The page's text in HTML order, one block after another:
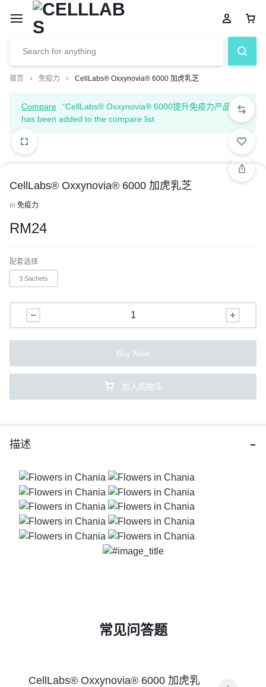
首页 免疫力 CellLabs® Oxxynovia® 6000 加虎乳芝
Compare
“CellLabs® Oxxynovia® 6000提升免疫力产品”
has been added to the compare list
CellLabs® Oxxynovia® 6000 加虎乳芝
in 免疫力
RM24
配套选择
3 Sachets
加入购物车
Buy Now
描述
常见问答题
CellLabs® Oxxynovia® 6000 加虎乳